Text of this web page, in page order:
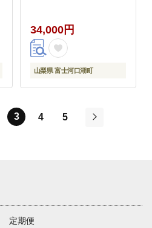
34,000円
山梨県 富士河口湖町
3 4
5
定期便